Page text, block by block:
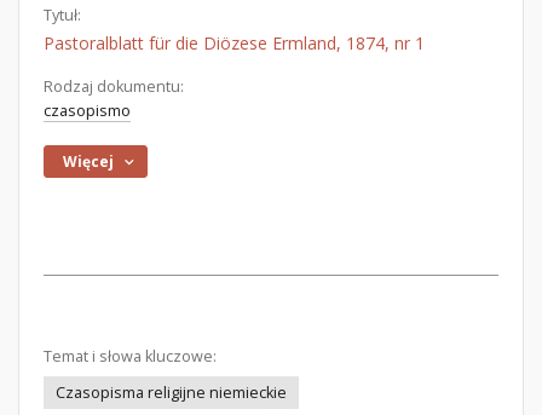
Tytuł:
Pastoralblatt für die Diözese Ermland, 1874, nr 1
Rodzaj dokumentu:
czasopismo
Więcej
Temat i słowa kluczowe:
Czasopisma religijne niemieckie